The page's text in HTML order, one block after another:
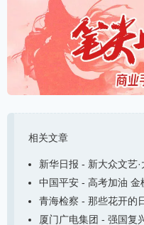
相关文章
新华日报 - 新大众文艺
中国平安 - 高考加油 金
青海检察 - 那些花开的
厦门广电集团 - 强国复